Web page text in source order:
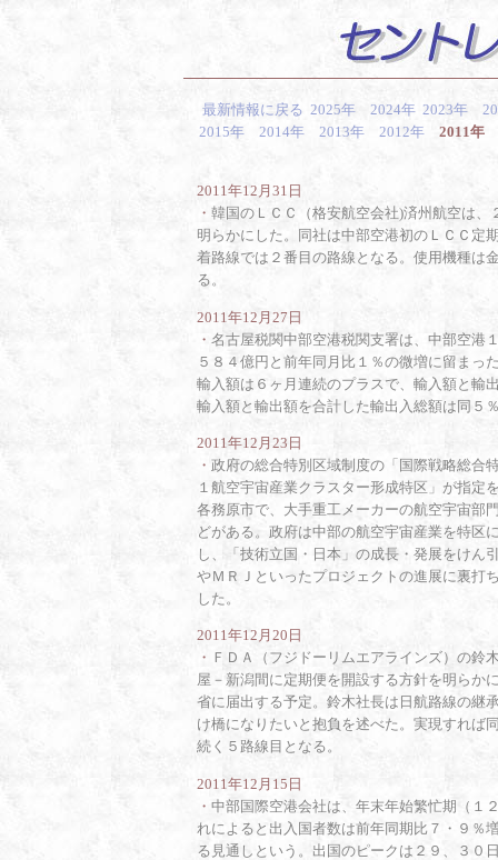
最新情報に戻る 2025年 2024年 2023年
2015年
2014年 2013年 2012年 2011年
2011年12月31日
・ 韓国のＬＣＣ（格安航空会社)済州航空は
明らかにした。同社は中部空港初のＬＣＣ定
着路線では２番目の路線となる。使用機種は
る。
2011年12月27日
・ 名古屋税関中部空港税関支署は、中部空港
５８４億円と前年同月比１％の微増に留まっ
輸入額は６ヶ月連続のプラスで、輸入額と輸
輸入額と輸出額を合計した輸出入総額は同５
2011年12月23日
・ 政府の総合特別区域制度の「国際戦略総合
１航空宇宙産業クラスター形成特区」が指定
各務原市で、大手重工メーカーの航空宇宙部
どがある。政府は中部の航空宇宙産業を特区
し、「技術立国・日本」の成長・発展をけん
やＭＲＪといったプロジェクトの進展に裏打
した。
2011年12月20日
・ ＦＤＡ（フジドーリムエアラインズ）の鈴
屋－新潟間に定期便を開設する方針を明らか
省に届出する予定。鈴木社長は日航路線の継
け橋になりたいと抱負を述べた。実現すれば
続く５路線目となる。
2011年12月15日
・ 中部国際空港会社は、年末年始繁忙期（１
れによると出入国者数は前年同期比７・９％
る見通しという。出国のピークは２９、３０